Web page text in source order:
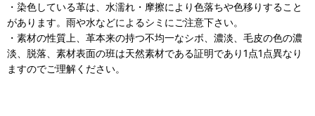
・染色している革は、水濡れ・摩擦により色落ちや色移りすること
があります。雨や水などによるシミにご注意下さい。
・素材の性質上、革本来の持つ不均一なシボ、濃淡、毛皮の色の濃
淡、脱落、素材表面の班は天然素材である証明であり1点1点異なり
ますのでご理解ください。